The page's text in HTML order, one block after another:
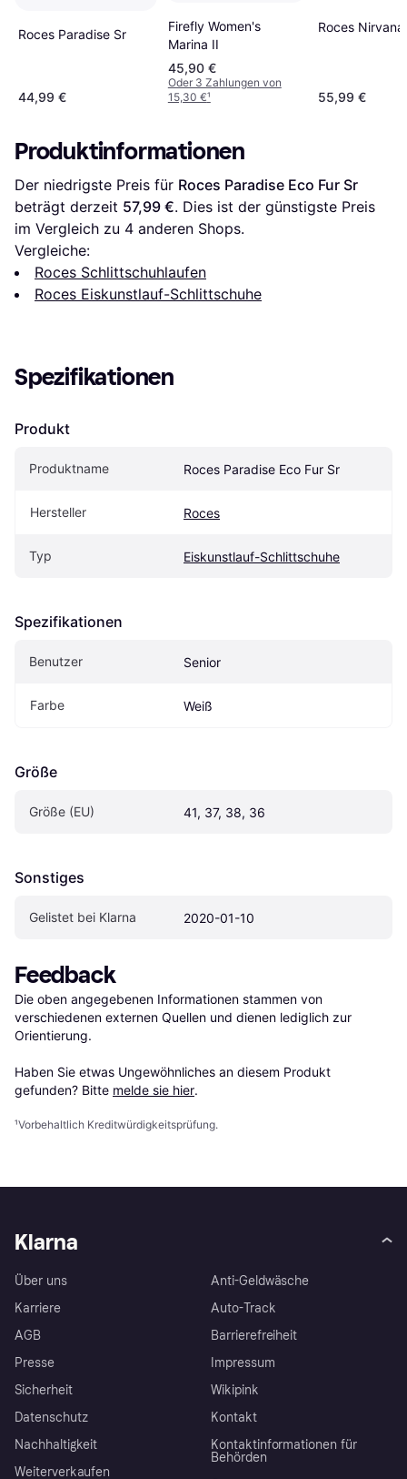
Roces Paradise Sr
44,99 €
Firefly Women's
Marina II
45,90 €
Oder 3 Zahlungen von
15,30 €¹
Roces Nirvana
55,99 €
Produktinformationen
Der niedrigste Preis für Roces Paradise Eco Fur Sr
beträgt derzeit 57,99 €. Dies ist der günstigste Preis
im Vergleich zu 4 anderen Shops.
Vergleiche:
Roces Schlittschuhlaufen
Roces Eiskunstlauf-Schlittschuhe
Spezifikationen
Produkt
Produktname Roces Paradise Eco Fur Sr
Hersteller Roces
Typ Eiskunstlauf-Schlittschuhe
Spezifikationen
Benutzer Senior
Farbe Weiß
Größe
Größe (EU) 41, 37, 38, 36
Sonstiges
Gelistet bei Klarna 2020-01-10
Feedback
Die oben angegebenen Informationen stammen von
verschiedenen externen Quellen und dienen lediglich zur
Orientierung.
Haben Sie etwas Ungewöhnliches an diesem Produkt
gefunden? Bitte melde sie hier.
¹Vorbehaltlich Kreditwürdigkeitsprüfung.
Klarna
Über uns
Karriere
AGB
Presse
Sicherheit
Datenschutz
Nachhaltigkeit
Weiterverkaufen
Anti-Geldwäsche
Auto-Track
Barrierefreiheit
Impressum
Wikipink
Kontakt
Kontaktinformationen für
Behörden